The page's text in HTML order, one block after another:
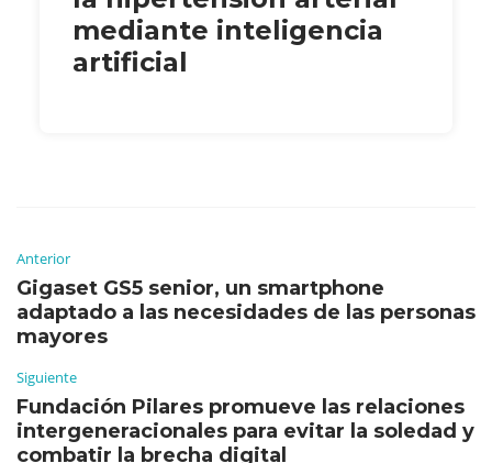
mediante inteligencia
artificial
Anterior
Gigaset GS5 senior, un smartphone
adaptado a las necesidades de las personas
mayores
Siguiente
Fundación Pilares promueve las relaciones
intergeneracionales para evitar la soledad y
combatir la brecha digital